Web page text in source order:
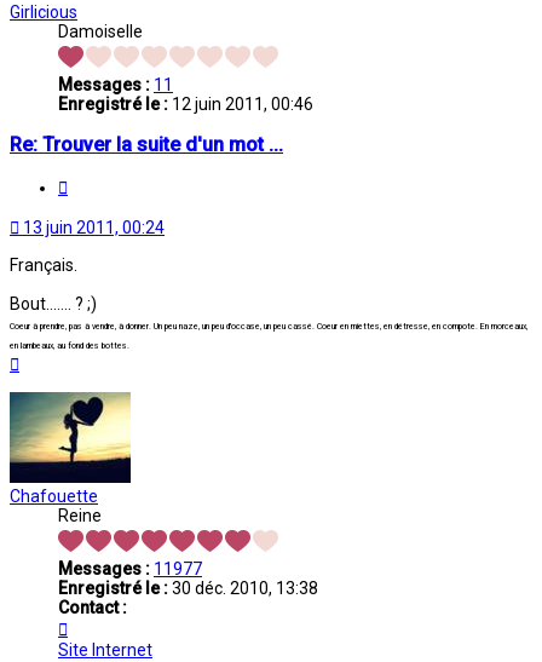
Girlicious
Damoiselle
Messages : 11
Enregistré le : 12 juin 2011, 00:46
Re: Trouver la suite d'un mot ...
13 juin 2011, 00:24
Français.
Bout....... ? ;)
Coeur à prendre, pas à vendre, à donner. Un peu naze, un peu d'occase, un peu cassé. Coeur en miettes, en détresse, en compote. En morceaux,
en lambeaux, au fond des bottes.
Chafouette
Reine
Messages : 11977
Enregistré le :30 déc. 2010, 13:38
Contact :
Chafouette
Site Internet